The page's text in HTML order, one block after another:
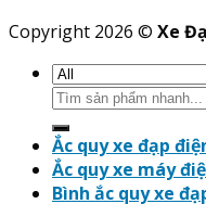
Copyright 2026 © Xe
Search
for:
Ắc quy xe đạp
Ắc quy xe máy
Bình ắc quy xe